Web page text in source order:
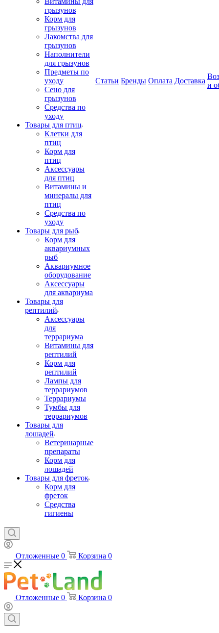
грызунов
Корм для
грызунов
Лакомства для
грызунов
Наполнители
для грызунов
Предметы по
уходу
Сено для
грызунов
Средства по
уходу
Товары для птиц
Клетки для
птиц
Корм для
птиц
Аксессуары
для птиц
Витамины и
минералы для
птиц
Средства по
уходу
Товары для рыб
Корм для
аквариумных
рыб
Аквариумное
оборудование
Аксессуары
для аквариума
Товары для
рептилий
Аксессуары
для
террариума
Витамины для
рептилий
Корм для
рептилий
Лампы для
террариумов
Террариумы
Тумбы для
террариумов
Товары для
лошадей
Ветеринарные
препараты
Корм для
лошадей
Товары для фреток
Корм для
фреток
Средства
гигиены
Статьи Бренды Оплата Доставка
и
Отложенные 0 Корзина 0
Отложенные 0 Корзина 0